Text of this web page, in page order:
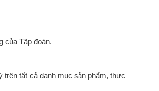
của Tập đoàn.
trên tất cả danh mục sản phẩm, thực